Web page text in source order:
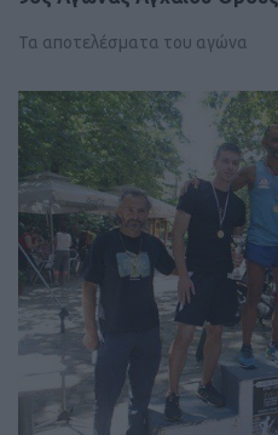
Τα αποτελέσματα του αγώνα